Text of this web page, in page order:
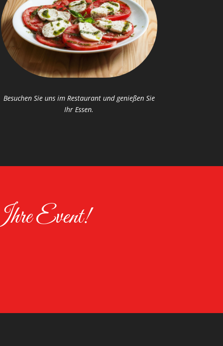
Besuchen Sie uns im Restaurant und genießen Sie
Ihr Essen.
Event!